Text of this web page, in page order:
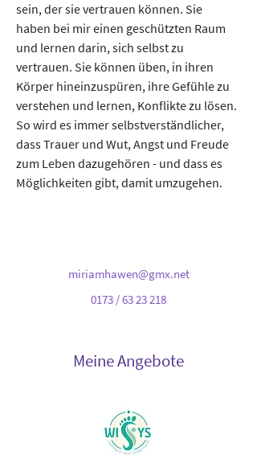
sein, der sie vertrauen können. Sie
haben bei mir einen geschützten Raum
und lernen darin, sich selbst zu
vertrauen. Sie können üben, in ihren
Körper hineinzuspüren, ihre Gefühle zu
verstehen und lernen, Konflikte zu lösen.
So wird es immer selbstverständlicher,
dass Trauer und Wut, Angst und Freude
zum Leben dazugehören - und dass es
Möglichkeiten gibt, damit umzugehen.
miriamhawen@gmx.net
0173 /63 23 218
Meine Angebote